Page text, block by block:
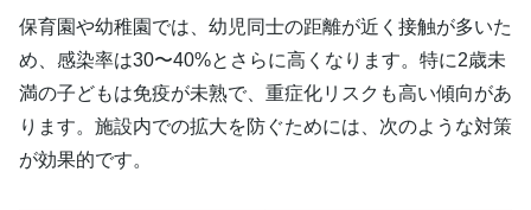
保育園や幼稚園では、幼児同士の距離が近く接触が多いた
め、感染率は30〜40%とさらに高くなります。特に2歳未
満の子どもは免疫が未熟で、重症化リスクも高い傾向があ
ります。施設内での拡大を防ぐためには、次のような対策
が効果的です。